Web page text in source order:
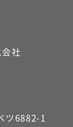
社
ツ6882-1